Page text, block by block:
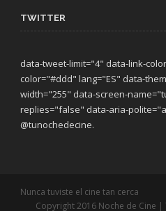
TWITTER
data-tweet-limit="4" data-link-
color="#ddd" lang="ES" data-
width="255" data-screen-
replies="false" data-aria-
@tunochedecine.
Nunca tuviste el cine tan cerca
Copyright 2016 Noche de Cine